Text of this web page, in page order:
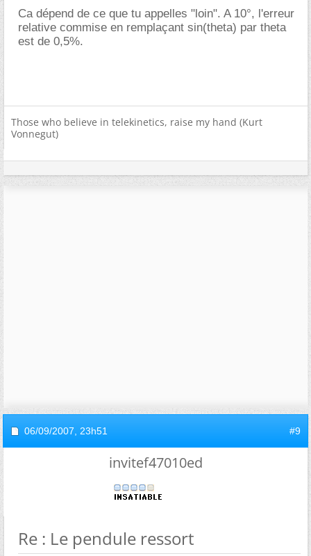
Ca dépend de ce que tu appelles "loin". A 10°, l'erreur
relative commise en remplaçant sin(theta) par theta
est de 0,5%.
Those who believe in telekinetics, raise my hand (Kurt
Vonnegut)
06/09/2007, 23h51 #9
invitef47010ed
Re : Le pendule ressort